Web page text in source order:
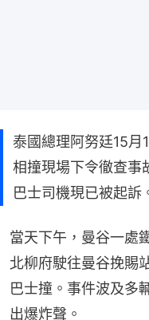
泰國總理阿努廷15月
相撞現場下令徹查事
巴士司機現已被起訴
當天下午，曼谷一處
北柳府駛往曼谷挽賜
巴士撞。事件波及多
出爆炸聲。